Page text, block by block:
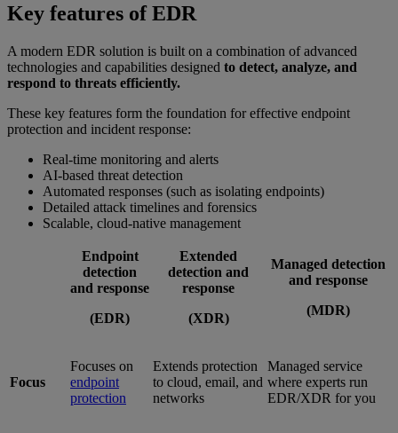
Key features of EDR
A modern EDR solution is built on a combination of advanced
technologies and capabilities designed to detect, analyze, and
respond to threats efficiently.
These key features form the foundation for effective endpoint
protection and incident response:
Real-time monitoring and alerts
AI-based threat detection
Automated responses (such as isolating endpoints)
Detailed attack timelines and forensics
Scalable, cloud-native management
Endpoint
detection
and response
(EDR)
Extended
detection and
response
(XDR)
Managed detection
and response
(MDR)
Focus
Focuses on
endpoint
protection
Extends protection
to cloud, email, and
networks
Managed service
where experts run
EDR/XDR for you